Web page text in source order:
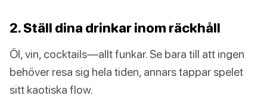
2. Ställ dina drinkar inom räckhåll
Öl, vin, cocktails—allt funkar. Se bara till att ingen
behöver resa sig hela tiden, annars tappar spelet
sitt kaotiska flow.